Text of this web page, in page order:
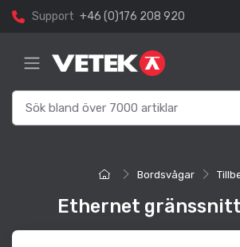
Support +46 (0)176 208 920
Bordsvågar
Ethernet